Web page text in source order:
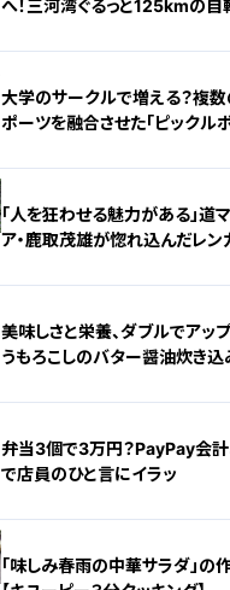
へ！三河湾ぐるっと125kmの自
大学のサークルで増える？複数
ポーツを融合させた「ピックル
「人を狂わせる魅力がある」道
ア・鹿取茂雄が惚れ込んだレン
美味しさと栄養、ダブルでアップ
うもろこしのバター醤油炊き込
弁当3個で3万円？PayPay会計
で店員のひと言にイラッ
「味しみ春雨の中華サラダ」の